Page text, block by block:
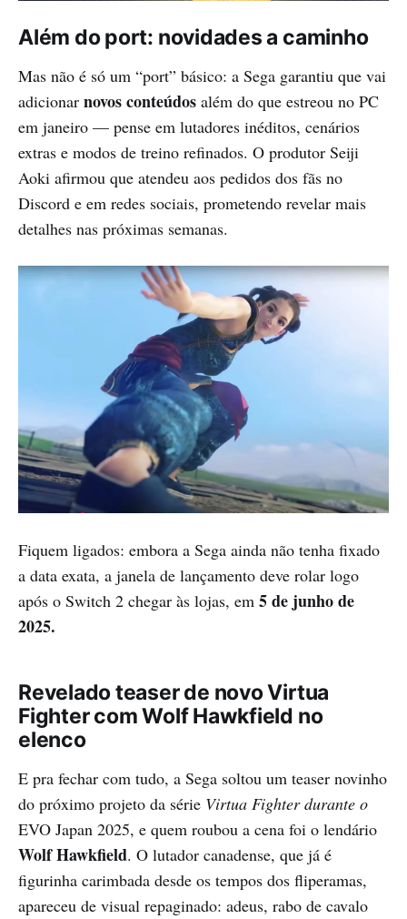
Além do port: novidades a caminho
Mas não é só um “port” básico: a Sega garantiu que vai
adicionar novos conteúdos além do que estreou no PC
em janeiro — pense em lutadores inéditos, cenários
extras e modos de treino refinados. O produtor Seiji
Aoki afirmou que atendeu aos pedidos dos fãs no
Discord e em redes sociais, prometendo revelar mais
detalhes nas próximas semanas.
Fiquem ligados: embora a Sega ainda não tenha fixado
a data exata, a janela de lançamento deve rolar logo
após o Switch 2 chegar às lojas, em 5 de junho de
2025.
Revelado teaser de novo Virtua
Fighter com Wolf Hawkfield no
elenco
E pra fechar com tudo, a Sega soltou um teaser novinho
do próximo projeto da série Virtua Fighter durante o
EVO Japan 2025, e quem roubou a cena foi o lendário
Wolf Hawkfield. O lutador canadense, que já é
figurinha carimbada desde os tempos dos fliperamas,
apareceu de visual repaginado: adeus, rabo de cavalo